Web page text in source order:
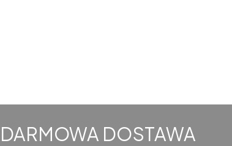
DARMOWA DOSTAWA